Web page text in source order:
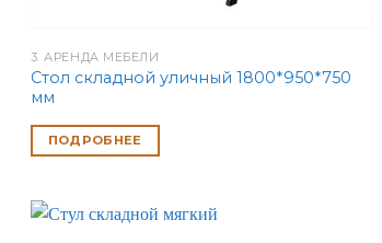
3. АРЕНДА МЕБЕЛИ
Стол складной уличный 1800*950*750
мм
ПОДРОБНЕЕ